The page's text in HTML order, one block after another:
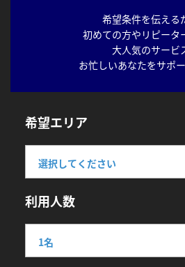
希望条件を伝える
初めての方やリピータ
大人気のサービ
お忙しいあなたをサポー
希望エリア
利用人数